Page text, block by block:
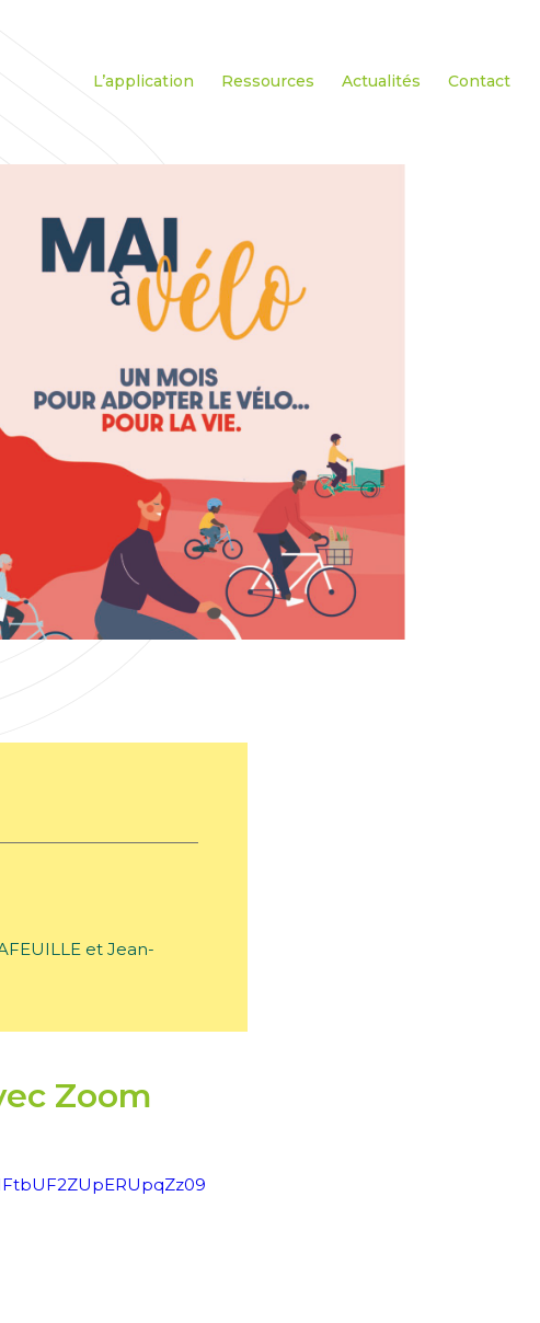
L’application Ressources Actualités Contact
et Jean-
Zoom